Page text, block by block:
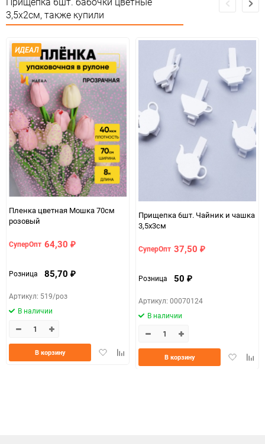
Количество в коробке 1
3,5х2см, также купили
ИДЕАЛ
Пленка цветная Мошка 70см
розовый
СуперОпт 64,30 ₽
Розница 85,70 ₽
Артикул: 519/роз
В наличии
ДобавитьДобавить
В корзину
Прищепка 6шт. Чайник и чашка
3,5х3см
СуперОпт 37,50 ₽
Розница 50 ₽
Артикул: 00070124
В наличии
Добавить
В корзину